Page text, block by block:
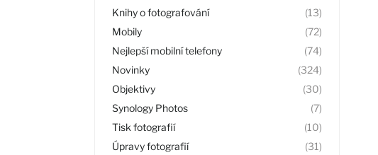
Knihy o fotografování
(13)
Mobily
(72)
Nejlepší mobilní telefony
(74)
Novinky
(324)
Objektivy
(30)
Synology Photos
(7)
Tisk fotografií
(10)
Úpravy fotografií
(31)